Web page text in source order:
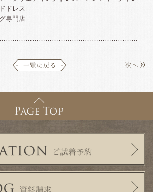
ドレス
専門店